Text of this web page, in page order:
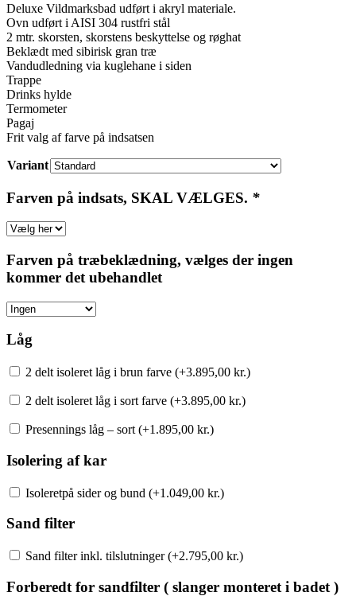
Deluxe Vildmarksbad udført i akryl materiale.
Ovn udført i AISI 304 rustfri stål
2 mtr. skorsten, skorstens beskyttelse og røghat
Beklædt med sibirisk gran træ
Vandudledning via kuglehane i siden
Trappe
Drinks hylde
Termometer
Pagaj
Frit valg af farve på indsatsen
Variant
Farven på indsats, SKAL VÆLGES. *
Farven på træbeklædning, vælges der ingen
kommer det ubehandlet
Låg
2 delt isoleret låg i brun farve (+3.895,00 kr.)
2 delt isoleret låg i sort farve (+3.895,00 kr.)
Presennings låg – sort (+1.895,00 kr.)
Isolering af kar
Isoleretpå sider og bund (+1.049,00 kr.)
Sand filter
Sand filter inkl. tilslutninger (+2.795,00 kr.)
Forberedt for sandfilter ( slanger monteret i badet )